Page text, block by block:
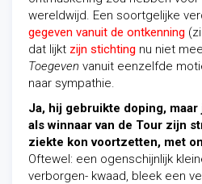
wereldwijd. Een soortgelijke
gegeven vanuit de ontkenning
dat lijkt zijn stichting nu niet
Toegeven vanuit eenzelfde
naar sympathie.
Ja, hij gebruikte doping,
als winnaar van de Tour zijn
ziekte kon voortzetten, met
Oftewel: een ogenschijnlijk
verborgen- kwaad, bleek een